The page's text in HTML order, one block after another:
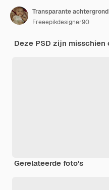
Transparante
Freeepikdesigner90
Deze PSD zijn
Gerelateerde foto's